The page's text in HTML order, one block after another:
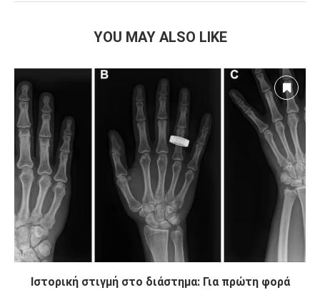
YOU MAY ALSO LIKE
Ιστορική στιγμή στο διάστημα: Για πρώτη φορά